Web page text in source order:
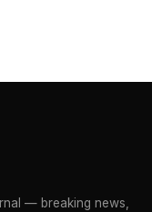
— breaking news,